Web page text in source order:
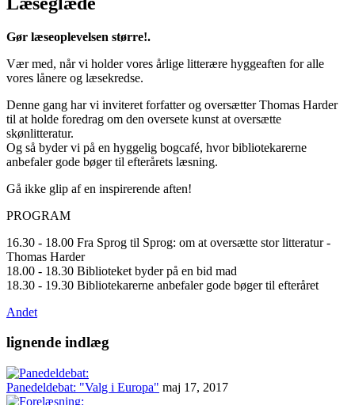
Gør læseoplevelsen større!.
Vær med, når vi holder vores årlige litterære hyggeaften for alle
vores lånere og læsekredse.
Denne gang har vi inviteret forfatter og oversætter Thomas Harder
til at holde foredrag om den oversete kunst at oversætte
skønlitteratur.
Og så byder vi på en hyggelig bogcafé, hvor bibliotekarerne
anbefaler gode bøger til efterårets læsning.
Gå ikke glip af en inspirerende aften!
PROGRAM
16.30 - 18.00 Fra Sprog til Sprog: om at oversætte stor litteratur -
Thomas Harder
18.00 - 18.30 Biblioteket byder på en bid mad
18.30 - 19.30 Bibliotekarerne anbefaler gode bøger til efteråret
Andet
lignende indlæg
Panedeldebat: "Valg i Europa" maj 17, 2017